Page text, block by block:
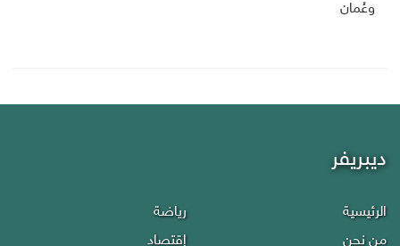
وعُمان
ديبريفر
الرئيسية
من نحن
رياضة
إقتصاد